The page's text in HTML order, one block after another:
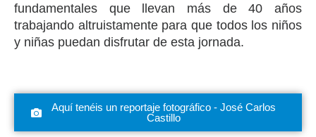
fundamentales que llevan más de 40 años
trabajando altruistamente para que todos los niños
y niñas puedan disfrutar de esta jornada.
Aquí tenéis un reportaje fotográfico - José Carlos
Castillo